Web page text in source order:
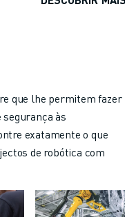
que lhe permitem fazer
segurança às
exatamente o que
de robótica com